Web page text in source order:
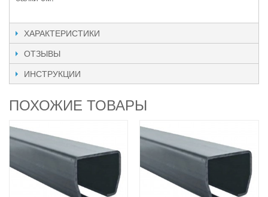
ХАРАКТЕРИСТИКИ
ОТЗЫВЫ
ИНСТРУКЦИИ
ПОХОЖИЕ ТОВАРЫ